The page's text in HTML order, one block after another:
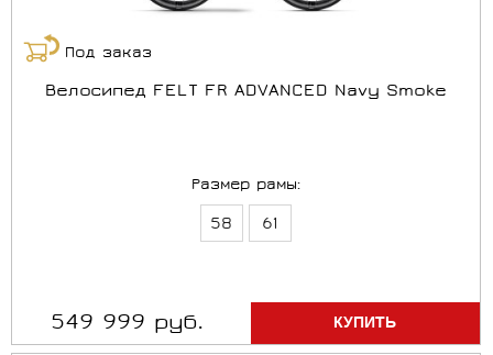
Под заказ
Велосипед FELT FR ADVANCED Navy Smoke
Размер рамы:
58 61
549 999 руб.